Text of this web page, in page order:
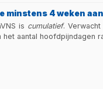
minstens 4 weken aan
is cumulatief.
het aantal hoofdpijndagen